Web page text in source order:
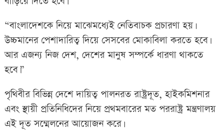
“বাংলাদেশকে নিয়ে মাঝেমধ্যেই নেতিবাচক প্রচারণা হয়।
উচ্চমানের পেশাদারিত্ব দিয়ে সেসবের মোকাবিলা করতে হবে।
আর এজন্য নিজ দেশ, দেশের মানুষ সম্পর্কে ধারণা থাকতে
হবে।”
পৃথিবীর বিভিন্ন দেশে দায়িত্ব পালনরত রাষ্ট্রদূত, হাইকমিশনার
এবং স্থায়ী প্রতিনিধিদের নিয়ে প্রথমবারের মত পররাষ্ট্র মন্ত্রণালয়
এই দূত সম্মেলনের আয়োজন করে।